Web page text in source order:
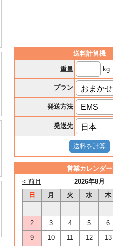
送料計算機
重量
kg
プラン
発送方法
発送先
営業カレンダー
2026年8月
< 前月
日
月 火 水 木
2
3 4 5 6
9
10 11 12 13